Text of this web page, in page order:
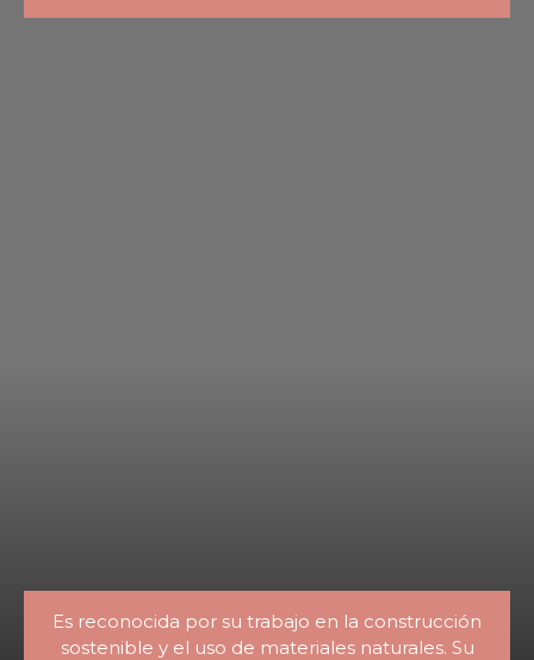
Es reconocida por su trabajo en la construcción
sostenible y el uso de materiales naturales. Su